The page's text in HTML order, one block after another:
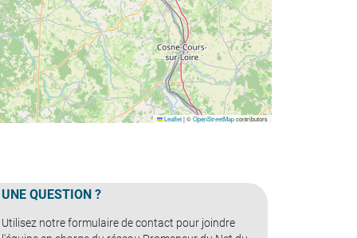
Leaflet|©OpenStreetMapcontributors
UNE QUESTION ?
Utilisez notre formulaire de contact pour joindre